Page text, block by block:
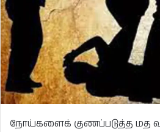
நோய்களைக் குணப்படுத்த மத